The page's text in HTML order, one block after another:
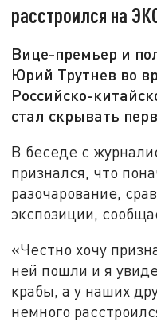
расстроился на
Вице-премьер и
Юрий Трутнев во
Российско-
стал скрывать
В беседе с
признался, что
разочарование,
экспозиции,
«Честно хочу
ней пошли и я
крабы, а у наших
немного